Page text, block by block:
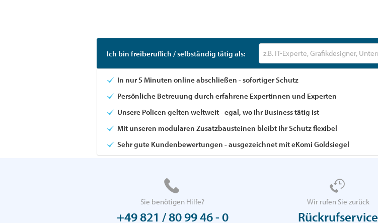
Ich bin freiberuflich / selbständig tätig als:
In nur 5 Minuten online abschließen - sofortiger Schutz
Persönliche Betreuung durch erfahrene Expertinnen und Experten
Unsere Policen gelten weltweit - egal, wo Ihr Business tätig ist
Mit unseren modularen Zusatzbausteinen bleibt Ihr Schutz flexibel
Sehr gute Kundenbewertungen - ausgezeichnet mit eKomi Goldsiegel
Sie benötigen Hilfe?
+49 821 / 80 99 46 - 0
Wir rufen Sie zurück
Rückrufservice